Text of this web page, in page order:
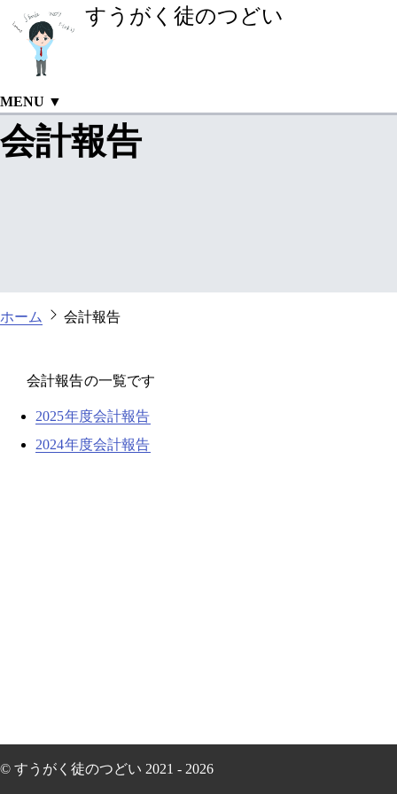
すうがく徒のつどい
MENU ▼
会計報告
ホーム 会計報告
会計報告の一覧です
2025年度会計報告
2024年度会計報告
© すうがく徒のつどい 2021 - 2026